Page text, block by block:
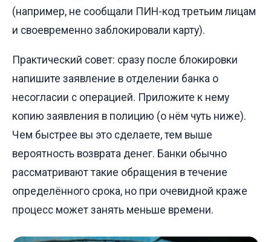
(например, не сообщали ПИН-код третьим лицам
и своевременно заблокировали карту).
Практический совет: сразу после блокировки
напишите заявление в отделении банка о
несогласии с операцией. Приложите к нему
копию заявления в полицию (о нём чуть ниже).
Чем быстрее вы это сделаете, тем выше
вероятность возврата денег. Банки обычно
рассматривают такие обращения в течение
определённого срока, но при очевидной краже
процесс может занять меньше времени.